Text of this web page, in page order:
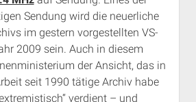
Sendung wird die neuerliche
im gestern vorgestellten VS-
2009 sein. Auch in diesem
der Ansicht, das in
seit 1990 tätige Archiv habe
verdient – und